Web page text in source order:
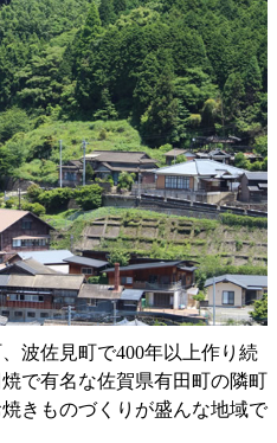
波佐見町で400年以上作り続
で有名な佐賀県有田町の隣町
きものづくりが盛んな地域で